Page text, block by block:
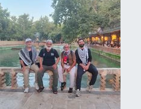
Süper Lig Puan
Tüm Manşetler
Son Dakika Haberleri
Haber Arşivi